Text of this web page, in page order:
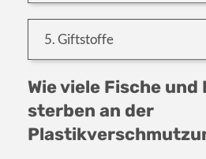
5. Giftstoffe
Wie viele Fische
sterben an der